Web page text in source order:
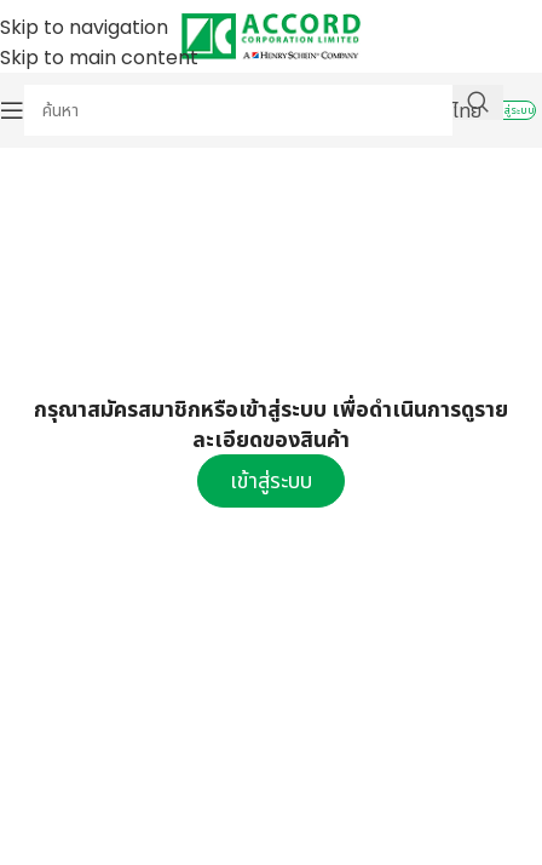
Skip to navigation
Skip to main content
ไทย
เข้าสู่ระบบ
กรุณาสมัครสมาชิกหรือเข้าสู่ระบบ เพื่อดำเนินการดูราย
ละเอียดของสินค้า
เข้าสู่ระบบ